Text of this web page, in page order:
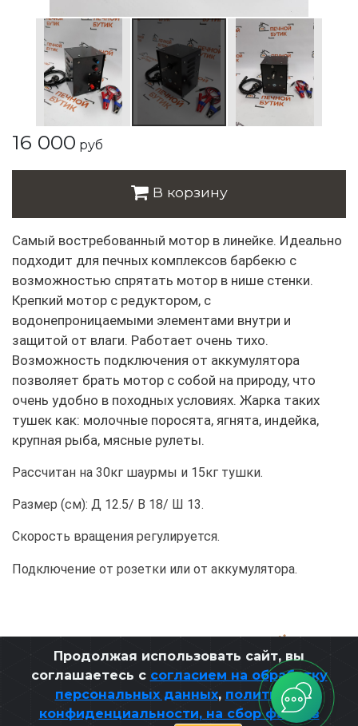
16 000 руб
В корзину
Самый востребованный мотор в линейке. Идеально
подходит для печных комплексов барбекю с
возможностью спрятать мотор в нише стенки.
Крепкий мотор с редуктором, с
водонепроницаемыми элементами внутри и
защитой от влаги. Работает очень тихо.
Возможность подключения от аккумулятора
позволяет брать мотор с собой на природу, что
очень удобно в походных условиях. Жарка таких
тушек как: молочные поросята, ягнята, индейка,
крупная рыба, мясные рулеты.
Рассчитан на 30кг шаурмы и 15кг тушки.
Размер (см): Д 12.5/ В 18/ Ш 13.
Скорость вращения регулируется.
Подключение от розетки или от аккумулятора.
Продолжая использовать сайт, вы
соглашаетесь с согласием на обработку
персональных данных, политикой
конфиденциальности, на сбор файлов